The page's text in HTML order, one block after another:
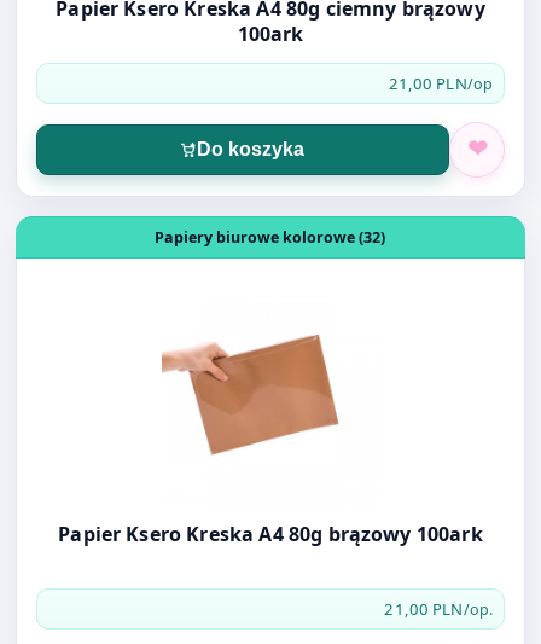
21,00 PLN/op
Otwórz produkt: Papier Ksero Kreska A4 80g brązowy
Papiery biurowe kolorowe (32)
21,00 PLN/op.